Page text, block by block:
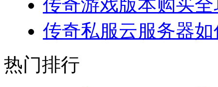
传奇游戏版本购买
传奇私服云服务器
热门排行